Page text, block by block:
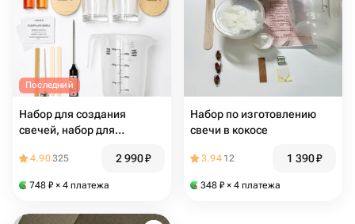
Последний
Набор для создания
свечей, набор для
4.90325 2 990₽
748 ₽ × 4 платежа
Набор по изготовлению
свечи в кокосе
3.94 12 1 390₽
348 ₽ × 4 платежа